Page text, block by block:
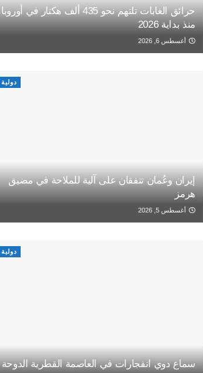
حرائق الغابات تلتهم نحو 435 ألف هكتار في أوروبا
منذ بداية 2026
أغسطس 6, 2026
دولية
إيران وعُمان تتفقان على آلية للملاحة في مضيق
هرمز
أغسطس 5, 2026
دولية
سماع دوي انفجارات في العاصمة القطرية الدوحة